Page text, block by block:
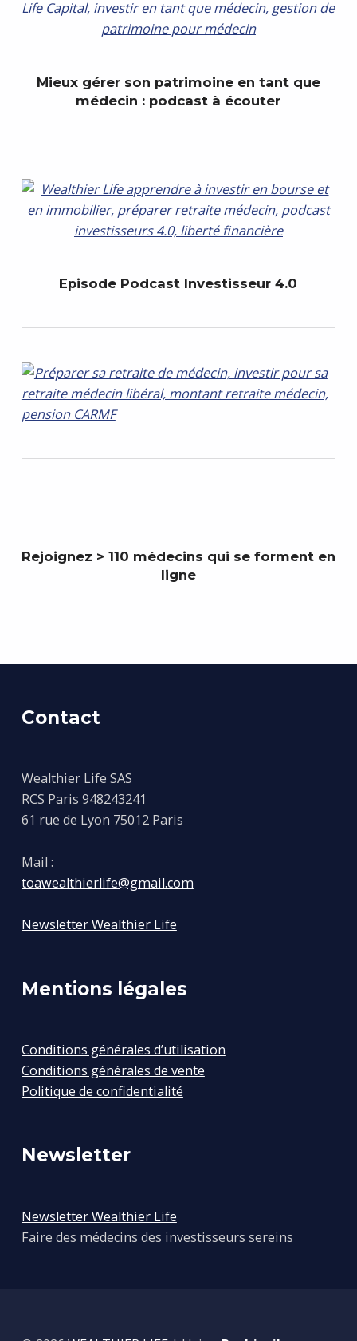
Mieux gérer son patrimoine en tant que
médecin : podcast à écouter
Episode Podcast Investisseur 4.0
Rejoignez > 110 médecins qui se forment en
ligne
Contact
Wealthier Life SAS
RCS Paris 948243241
61 rue de Lyon 75012 Paris
Mail :
toawealthierlife@gmail.com
Newsletter Wealthier Life
Mentions légales
Conditions générales d’utilisation
Conditions générales de vente
Politique de confidentialité
Newsletter
Newsletter Wealthier Life
Faire des médecins des investisseurs sereins